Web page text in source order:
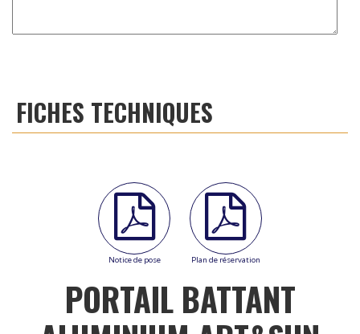
FICHES TECHNIQUES
Notice de pose Plan de réservation
PORTAIL BATTANT